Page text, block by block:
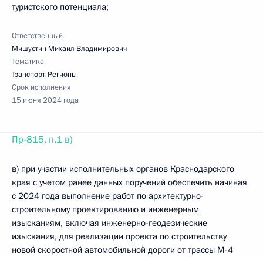
туристского потенциала;
Ответственный
Мишустин Михаил Владимирович
Тематика
Транспорт, Регионы
Срок исполнения
15 июня 2024 года
Пр-815, п.1 в)
в) при участии исполнительных органов Краснодарского
края с учетом ранее данных поручений обеспечить начиная
с 2024 года выполнение работ по архитектурно-
строительному проектированию и инженерным
изысканиям, включая инженерно-геодезические
изыскания, для реализации проекта по строительству
новой скоростной автомобильной дороги от трассы М-4